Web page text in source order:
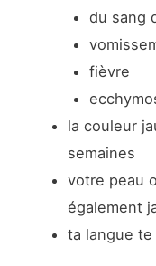
du sang
fièvre
la couleur
semaines
votre peau
également
ta langue te